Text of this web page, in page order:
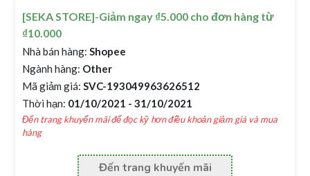
[SEKA STORE]-Giảm ngay ₫5.000 cho đơn hàng từ
₫10.000
Nhà bán hàng: Shopee
Ngành hàng: Other
Mã giảm giá: SVC-193049963626512
Thời hạn: 01/10/2021 - 31/10/2021
Đến trang khuyến mãi để đọc kỹ hơn điều khoản giảm giá và mua
hàng
Đến trang khuyến mãi